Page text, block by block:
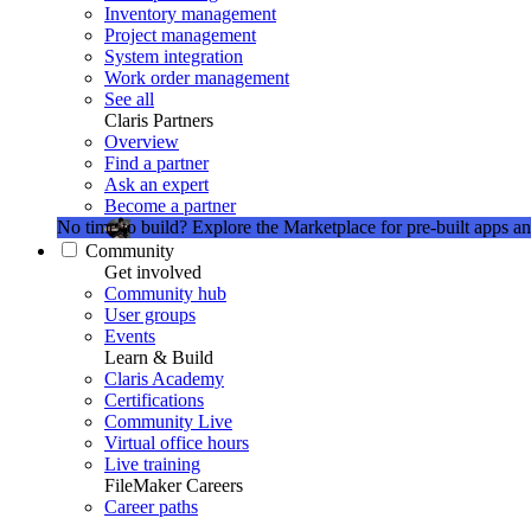
Inventory management
Project management
System integration
Work order management
See all
Claris Partners
Overview
Find a partner
Ask an expert
Become a partner
No time to build? Explore the Marketplace for pre-built apps
Community
Get involved
Community hub
User groups
Events
Learn & Build
Claris Academy
Certifications
Community Live
Virtual office hours
Live training
FileMaker Careers
Career paths